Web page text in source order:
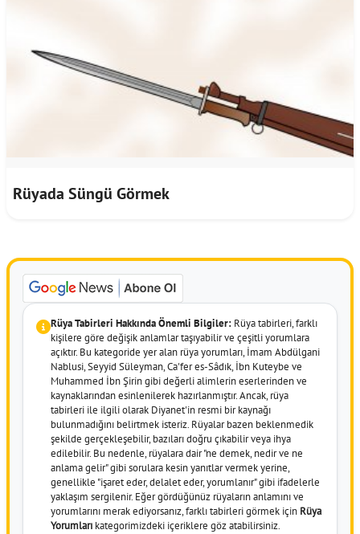
Rüyada Süngü Görmek
Rüya Tabirleri Hakkında Önemli Bilgiler: Rüya tabirleri, farklı
kişilere göre değişik anlamlar taşıyabilir ve çeşitli yorumlara
açıktır. Bu kategoride yer alan rüya yorumları, İmam Abdülgani
Nablusi, Seyyid Süleyman, Ca'fer es-Sâdık, İbn Kuteybe ve
Muhammed İbn Şirin gibi değerli alimlerin eserlerinden ve
kaynaklarından esinlenilerek hazırlanmıştır. Ancak, rüya
tabirleri ile ilgili olarak Diyanet'in resmi bir kaynağı
bulunmadığını belirtmek isteriz. Rüyalar bazen beklenmedik
şekilde gerçekleşebilir, bazıları doğru çıkabilir veya ihya
edilebilir. Bu nedenle, rüyalara dair "ne demek, nedir ve ne
anlama gelir" gibi sorulara kesin yanıtlar vermek yerine,
genellikle "işaret eder, delalet eder, yorumlanır" gibi ifadelerle
yaklaşım sergilenir. Eğer gördüğünüz rüyaların anlamını ve
yorumlarını merak ediyorsanız, farklı tabirleri görmek için Rüya
Yorumları kategorimizdeki içeriklere göz atabilirsiniz.